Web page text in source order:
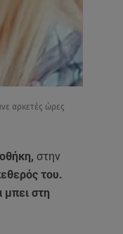
αρκετές ώρες
στην
του.
στη